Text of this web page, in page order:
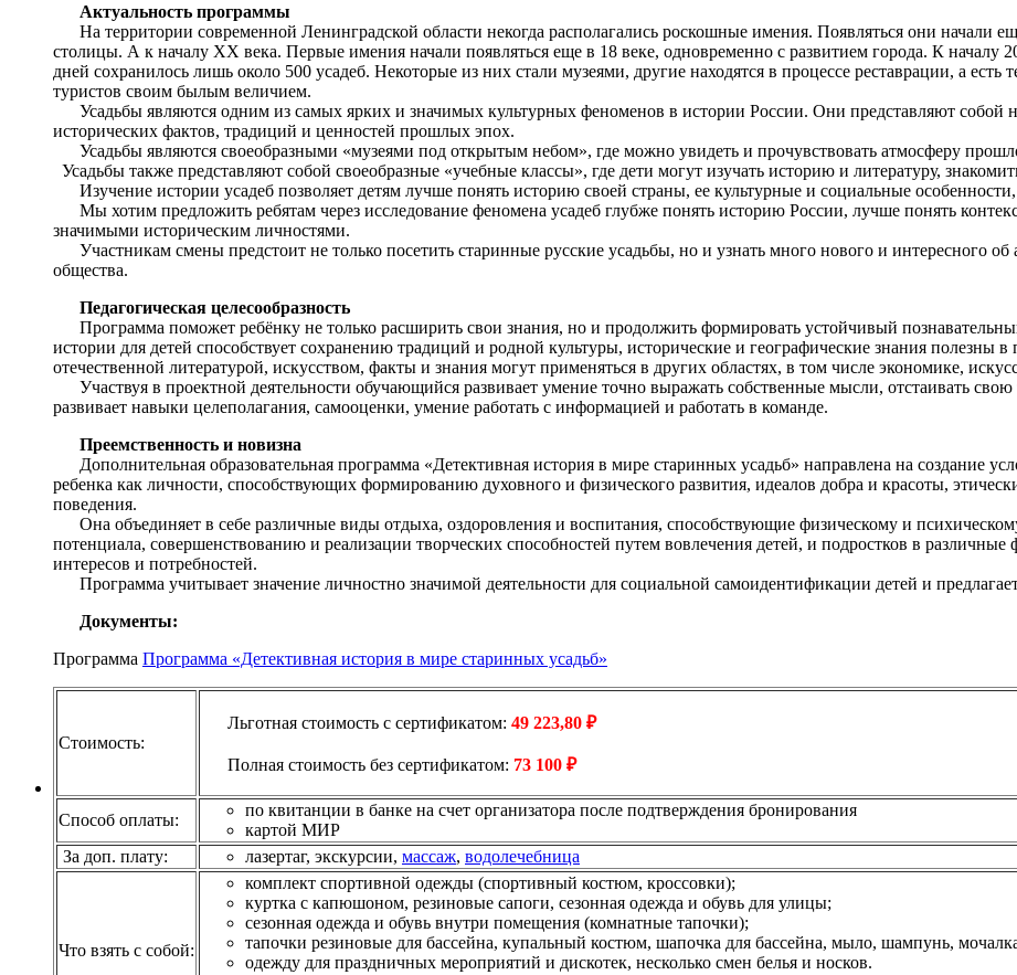
Актуальность программы
На территории современной Ленинградской области некогда располагались роскошные имения. Появляться они начали
столицы. А к началу XX века. Первые имения начали появляться еще в 18 веке, одновременно с развитием города. К началу
дней сохранилось лишь около 500 усадеб. Некоторые из них стали музеями, другие находятся в процессе реставрации, а
туристов своим былым величием.
Усадьбы являются одним из самых ярких и значимых культурных феноменов в истории России. Они представляют собой
исторических фактов, традиций и ценностей прошлых эпох.
Усадьбы являются своеобразными «музеями под открытым небом», где можно увидеть и прочувствовать атмосферу
Усадьбы также представляют собой своеобразные «учебные классы», где дети могут изучать историю и литературу,
Изучение истории усадеб позволяет детям лучше понять историю своей страны, ее культурные и социальные
Мы хотим предложить ребятам через исследование феномена усадеб глубже понять историю России, лучше понять
значимыми историческим личностями.
Участникам смены предстоит не только посетить старинные русские усадьбы, но и узнать много нового и интересного
общества.
Педагогическая целесообразность
Программа поможет ребёнку не только расширить свои знания, но и продолжить формировать устойчивый
истории для детей способствует сохранению традиций и родной культуры, исторические и географические знания полезны
отечественной литературой, искусством, факты и знания могут применяться в других областях, в том числе экономике,
Участвуя в проектной деятельности обучающийся развивает умение точно выражать собственные мысли, отстаивать
развивает навыки целеполагания, самооценки, умение работать с информацией и работать в команде.
Преемственность и новизна
Дополнительная образовательная программа «Детективная история в мире старинных усадьб» направлена на создание
ребенка как личности, способствующих формированию духовного и физического развития, идеалов добра и красоты,
поведения.
Она объединяет в себе различные виды отдыха, оздоровления и воспитания, способствующие физическому и
потенциала, совершенствованию и реализации творческих способностей путем вовлечения детей, и подростков в
интересов и потребностей.
Программа учитывает значение личностно значимой деятельности для социальной самоидентификации детей и
Документы:
Программа Программа «Детективная история в мире старинных усадьб»
Стоимость:
Льготная стоимость с сертификатом: 49 223,80 ₽
Полная стоимость без сертификатом: 73 100 ₽
Способ оплаты:
по квитанции в банке на счет организатора после подтверждения бронирования
картой МИР
За доп. плату:
лазертаг, экскурсии, массаж, водолечебница
Что взять с собой:
комплект спортивной одежды (спортивный костюм, кроссовки);
куртка с капюшоном, резиновые сапоги, сезонная одежда и обувь для улицы;
сезонная одежда и обувь внутри помещения (комнатные тапочки);
тапочки резиновые для бассейна, купальный костюм, шапочка для бассейна, мыло, шампунь,
одежду для праздничных мероприятий и дискотек, несколько смен белья и носков.